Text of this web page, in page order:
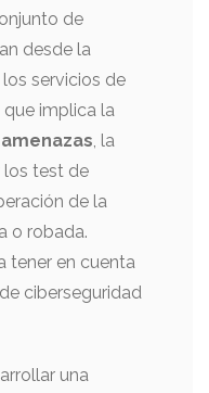
de
desde la
servicios de
implica la
, la
los test de
de la
o robada.
tener en cuenta
ciberseguridad
una